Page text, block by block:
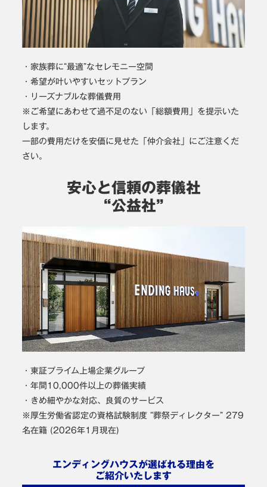
・家族葬に“最適”なセレモニー空間
・希望が叶いやすいセットプラン
・リーズナブルな葬儀費用
※ご希望にあわせて過不足のない「総額費用」を提示いた
します。
一部の費用だけを安価に見せた「仲介会社」にご注意くだ
さい。
安心と信頼の葬儀社
“公益社”
・東証プライム上場企業グループ
・年間10,000件以上の葬儀実績
・きめ細やかな対応、良質のサービス
※厚生労働省認定の資格試験制度 “葬祭ディレクター” 279
名在籍 (2026年1月現在)
エンディングハウスが選ばれる理由を
ご紹介いたします